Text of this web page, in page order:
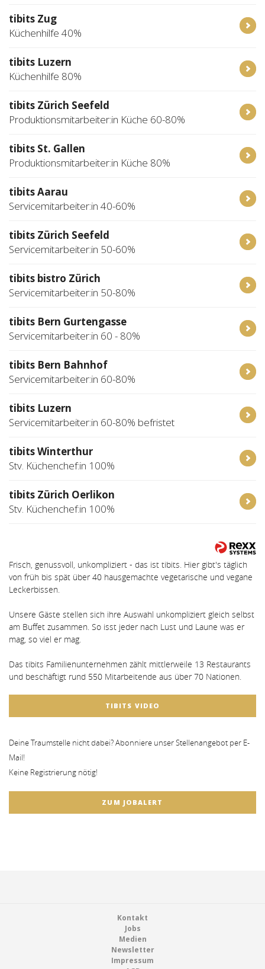
tibits Zug
Küchenhilfe 40%
tibits Luzern
Küchenhilfe 80%
tibits Zürich Seefeld
Produktionsmitarbeiter:in Küche 60-80%
tibits St. Gallen
Produktionsmitarbeiter:in Küche 80%
tibits Aarau
Servicemitarbeiter:in 40-60%
tibits Zürich Seefeld
Servicemitarbeiter:in 50-60%
tibits bistro Zürich
Servicemitarbeiter:in 50-80%
tibits Bern Gurtengasse
Servicemitarbeiter:in 60 - 80%
tibits Bern Bahnhof
Servicemitarbeiter:in 60-80%
tibits Luzern
Servicemitarbeiter:in 60-80% befristet
tibits Winterthur
Stv. Küchenchef:in 100%
tibits Zürich Oerlikon
Stv. Küchenchef:in 100%
Frisch, genussvoll, unkompliziert - das ist tibits. Hier gibt's täglich
von früh bis spät über 40 hausgemachte vegetarische und vegane
Leckerbissen.
Unsere Gäste stellen sich ihre Auswahl unkompliziert gleich selbst
am Buffet zusammen. So isst jeder nach Lust und Laune was er
mag, so viel er mag.
Das tibits Familienunternehmen zählt mittlerweile 13 Restaurants
und beschäftigt rund 550 Mitarbeitende aus über 70 Nationen.
TIBITS VIDEO
Deine Traumstelle nicht dabei? Abonniere unser Stellenangebot per E-
Mail!
Keine Registrierung nötig!
ZUM JOBALERT
Kontakt
Jobs
Medien
Newsletter
Impressum